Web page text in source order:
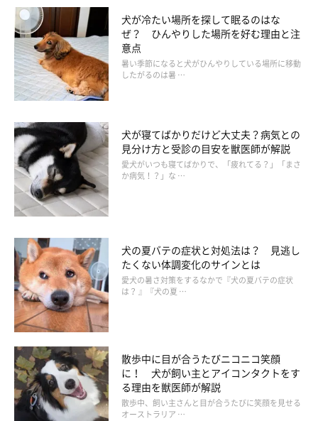
犬が嫌がっているときの行動やしぐさ
いぬのきもち投稿写真ギャラリー
犬が冷たい場所を探して眠るのはな
ぜ？ ひんやりした場所を好む理由と注
意点
暑い季節になると犬がひんやりしている場所に移動
したがるのは暑 …
犬が寝てばかりだけど大丈夫？病気との
見分け方と受診の目安を獣医師が解説
愛犬がいつも寝てばかりで、「疲れてる？」「まさ
か病気！？」な …
犬の夏バテの症状と対処法は？ 見逃し
たくない体調変化のサインとは
愛犬の暑さ対策をするなかで『犬の夏バテの症状
は？ 』『犬の夏 …
散歩中に目が合うたびニコニコ笑顔
に！ 犬が飼い主とアイコンタクトをす
る理由を獣医師が解説
散歩中、飼い主さんと目が合うたびに笑顔を見せる
オーストラリア …